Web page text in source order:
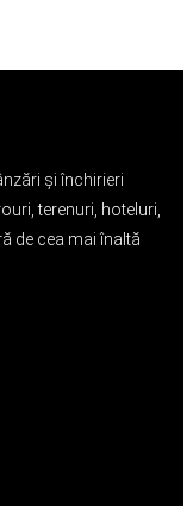
și închirieri
terenuri, hoteluri,
de cea mai înaltă